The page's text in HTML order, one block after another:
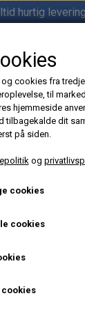
hurtig levering
Hjem
dieselfyr
Strøm
Vind/Sol
Oliefyr –
vi et komplet
originale
varmesystem
cookies fra
til
hjemmeside
tilbagekalde dit
på siden.
og
cookies
cookies